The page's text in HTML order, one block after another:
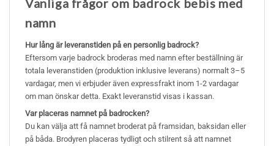
Vanliga frågor om badrock bebis med
namn
Hur lång är leveranstiden på en personlig badrock?
Eftersom varje badrock broderas med namn efter beställning är
totala leveranstiden (produktion inklusive leverans) normalt 3–5
vardagar, men vi erbjuder även expressfrakt inom 1-2 vardagar
om man önskar detta. Exakt leveranstid visas i kassan.
Var placeras namnet på badrocken?
Du kan välja att få namnet broderat på framsidan, baksidan eller
på båda. Brodyren placeras tydligt och stilrent så att namnet